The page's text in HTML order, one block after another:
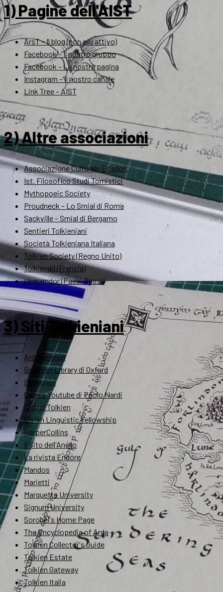
1) Pagine dell'AIST
ArsT – Il blog (non più attivo)
Facebook – Il nostro gruppo
Facebook – La nostra pagina
Instagram – Il nostro canale
Link Tree – AIST
2) Altre associazioni
Associazione Culturale Eriador
Ist. Filosofico Studi Tomistici
Mythopoeic Society
Proudneck – Lo Smial di Roma
Sackville – Smial di Bergamo
Sentieri Tolkieniani
Società Tolkieniana Italiana
Tolkien Society (Regno Unito)
Tolkiendil (Francia)
Unquendor (Paesi Bassi)
3) Siti Tolkieniani
Ardalambion
Bodleian Library di Oxford
Bompiani
Canale Youtube di Paolo Nardi
Digital Tolkien
Elvish Linguistic Fellowship
HarperCollins
Il Sito dell'Anello
La rivista Endóre
Mandos
Marietti
Marquette University
Signum University
Soronel's Home Page
The Encyclopedia of Arda
Tolkien Collector's Guide
Tolkien Estate
Tolkien Gateway
Tolkien Italia